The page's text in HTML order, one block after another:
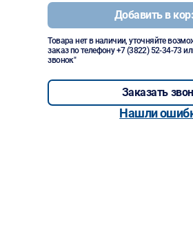
Добавить в
Товара нет в наличии, уточняйте
заказ по телефону+7 (3822) 52-34-73
звонок"
Заказать
Нашли